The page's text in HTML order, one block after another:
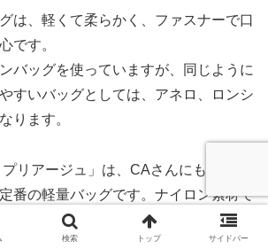
は、軽くて柔らかく、ファスナーで口
です。
バッグを使っていますが、同じように
すいバッグとしては、アネロ、ロンシ
ります。
リアージュ」は、CAさんにも愛用者
番の軽量バッグです。ナイロン素材で
きなので、飛行機の座席下に置く手元
になります。
検索 トップ サイドバー